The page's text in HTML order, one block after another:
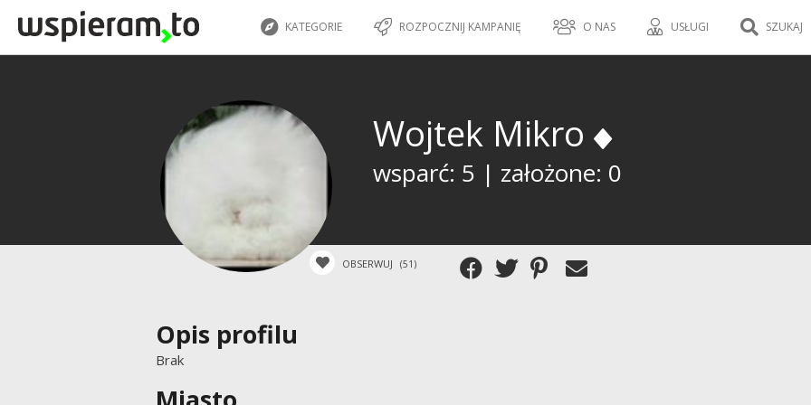
KATEGORIE ROZPOCZNIJ KAMPANIĘ O NAS USŁUGI SZUKAJ
Wojtek Mikro
wsparć: 5 | założone: 0
OBSERWUJ (51)
Opis profilu
Brak